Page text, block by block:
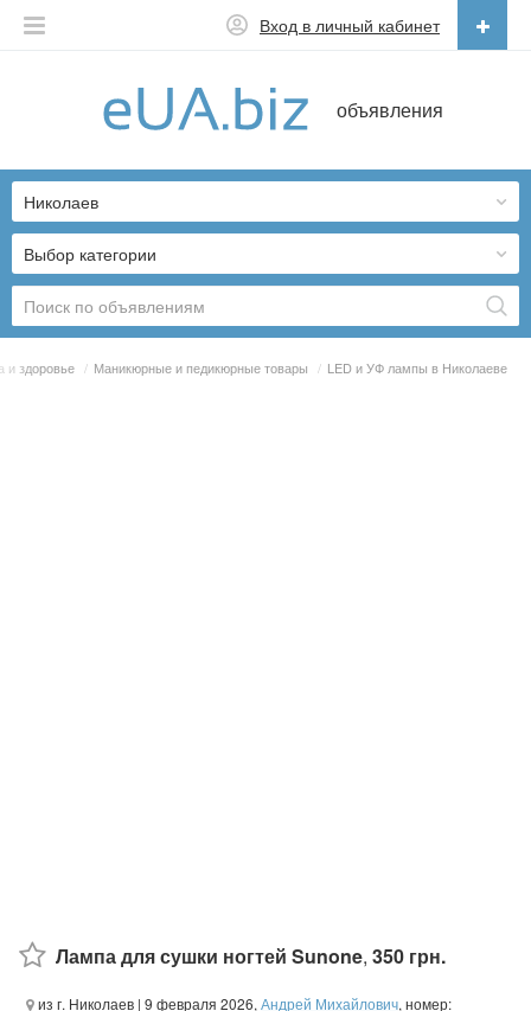
объявления
Вход в личный кабинет
Українська
Выбор категории
Николаев
и здоровье / Маникюрные и педикюрные товары / LED и УФ лампы в Николаеве
Лампа для сушки ногтей Sunone, 350 грн.
из г. Николаев | 9 февраля 2026, Андрей Михайлович, номер: